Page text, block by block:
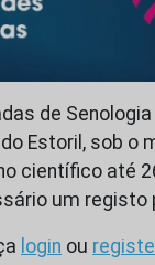
de
Estoril, sob o
científico até
um registo
login ou